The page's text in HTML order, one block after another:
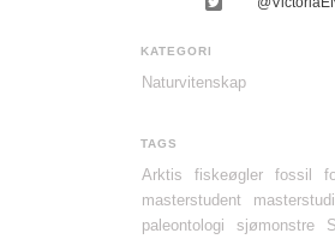
KATEGORI
Naturvitenskap
TAGS
Arktis fiskeøgler fossil
masterstudent
paleontologi
sjømonstre